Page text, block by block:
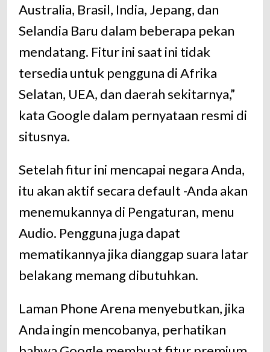
Australia, Brasil, India, Jepang, dan
Selandia Baru dalam beberapa pekan
mendatang. Fitur ini saat ini tidak
tersedia untuk pengguna di Afrika
Selatan, UEA, dan daerah sekitarnya,”
kata Google dalam pernyataan resmi di
situsnya.
Setelah fitur ini mencapai negara Anda,
itu akan aktif secara default -Anda akan
menemukannya di Pengaturan, menu
Audio. Pengguna juga dapat
mematikannya jika dianggap suara latar
belakang memang dibutuhkan.
Laman Phone Arena menyebutkan, jika
Anda ingin mencobanya, perhatikan